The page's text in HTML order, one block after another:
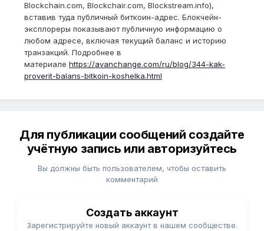
Blockchain.com, Blockchair.com, Blockstream.info),
вставив туда публичный биткоин-адрес. Блокчейн-
эксплореры показывают публичную информацию о
любом адресе, включая текущий баланс и историю
транзакций. Подробнее в
материале https://avanchange.com/ru/blog/344-kak-
proverit-balans-bitkoin-koshelka.html
Для публикации сообщений создайте
учётную запись или авторизуйтесь
Вы должны быть пользователем, чтобы оставить
комментарий
Создать аккаунт
Зарегистрируйте новый аккаунт в нашем сообществе.